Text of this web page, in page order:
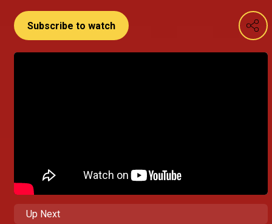
Subscribe to watch
Up Next